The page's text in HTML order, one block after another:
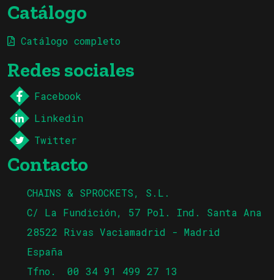
Catálogo
Catálogo completo
Redes sociales
Facebook
Linkedin
Twitter
Contacto
CHAINS & SPROCKETS, S.L.
C/ La Fundición, 57 Pol. Ind. Santa Ana
28522 Rivas Vaciamadrid - Madrid
España
Tfno.
00 34 91 499 27 13